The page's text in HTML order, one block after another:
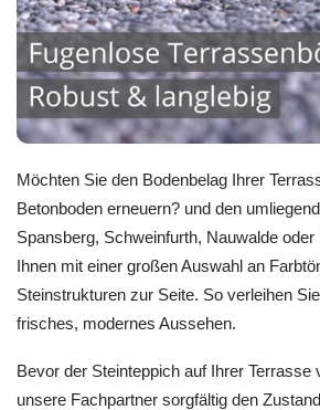
Möchten Sie den Bodenbelag Ihrer
Betonboden erneuern? und den
Spansberg, Schweinfurth, Nauwalde
Ihnen mit einer großen Auswahl an
Steinstrukturen zur Seite. So verleihen
frisches, modernes Aussehen.
Bevor der Steinteppich auf Ihrer Terrasse
unsere Fachpartner sorgfältig den